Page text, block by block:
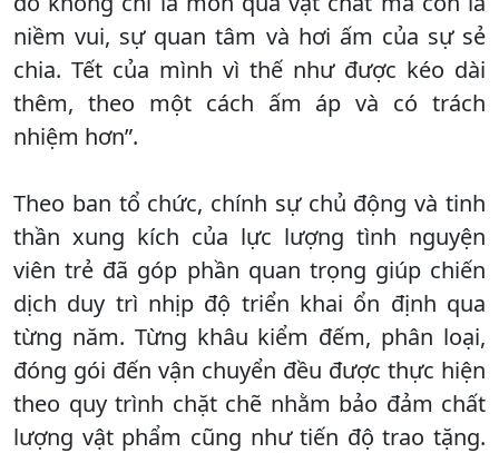
niềm vui, sự quan tâm và hơi ấm của sự sẻ
chia. Tết của mình vì thế như được kéo dài
thêm, theo một cách ấm áp và có trách
nhiệm hơn”.
Theo ban tổ chức, chính sự chủ động và tinh
thần xung kích của lực lượng tình nguyện
viên trẻ đã góp phần quan trọng giúp chiến
dịch duy trì nhịp độ triển khai ổn định qua
từng năm. Từng khâu kiểm đếm, phân loại,
đóng gói đến vận chuyển đều được thực hiện
theo quy trình chặt chẽ nhằm bảo đảm chất
lượng vật phẩm cũng như tiến độ trao tặng.